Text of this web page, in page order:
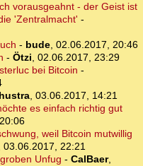
vorausgeahnt - der Geist ist
'Zentralmacht' -
- bude, 02.06.2017, 20:46
- Ötzi, 02.06.2017, 23:29
bei Bitcoin -
, 03.06.2017, 14:21
es einfach richtig gut
weil Bitcoin mutwillig
03.06.2017, 22:21
Unfug - CalBaer,